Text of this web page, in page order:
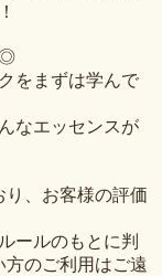
◎
をまずは学んで
なエッセンスが
、お客様の評価
ールのもとに判
方のご利用はご遠